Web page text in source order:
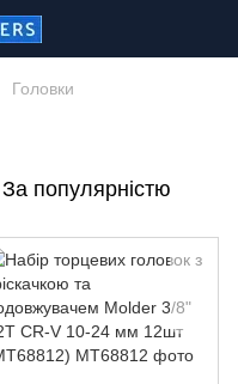
Головки
За популярністю